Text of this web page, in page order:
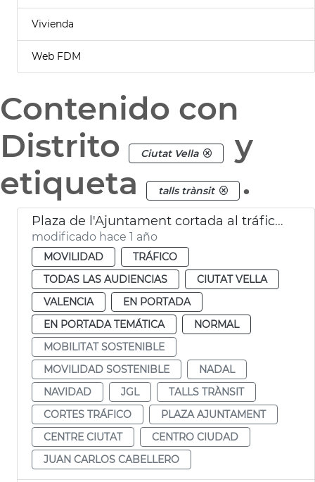
Vivienda
Web FDM
Contenido con
Distrito
Ciutat Vella
y
etiqueta
talls trànsit .
Plaza de l'Ajuntament cortada al tráfico por Navidad
modificado hace 1 año
MOVILIDAD
TRÁFICO
TODAS LAS AUDIENCIAS
CIUTAT VELLA
VALENCIA
EN PORTADA
EN PORTADA TEMÁTICA
NORMAL
MOBILITAT SOSTENIBLE
MOVILIDAD SOSTENIBLE
NADAL
NAVIDAD
JGL
TALLS TRÀNSIT
CORTES TRÁFICO
PLAZA AJUNTAMENT
CENTRE CIUTAT
CENTRO CIUDAD
JUAN CARLOS CABELLERO